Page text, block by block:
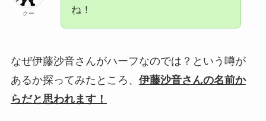
クー
ね！
なぜ伊藤沙音さんがハーフなのでは？という噂が
あるか探ってみたところ、 伊藤沙音さんの名前か
らだと思われます！